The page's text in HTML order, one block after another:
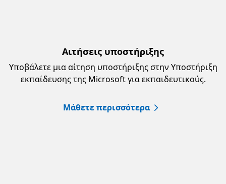
Αιτήσεις υποστήριξης
Υποβάλετε μια αίτηση υποστήριξης στην Υποστήριξη
εκπαίδευσης της Microsoft για εκπαιδευτικούς.
Μάθετε περισσότερα